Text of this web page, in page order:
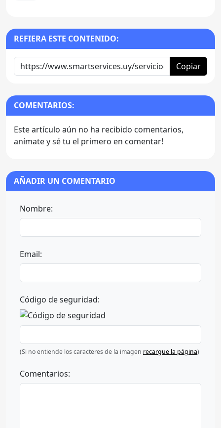
REFIERA ESTE CONTENIDO:
Copiar
COMENTARIOS:
Este artículo aún no ha recibido comentarios,
anímate y sé tu el primero en comentar!
AÑADIR UN COMENTARIO
Nombre:
Email:
Código de seguridad:
(Si no entiende los caracteres de la imagen recargue la página)
Comentarios: